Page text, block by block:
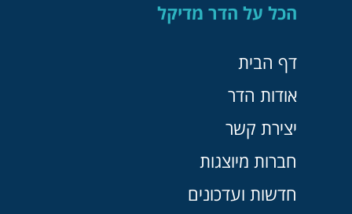
הכל על הדר מדיקל
דף הבית
אודות הדר
יצירת קשר
חברות מיוצגות
חדשות ועדכונים